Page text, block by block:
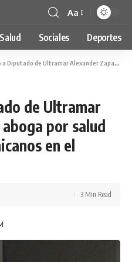
Aa
Salud Sociales Deportes
Ultramar Alexander Zapata, aboga por salud mental para dominicanos en el exterior
de Ultramar
por salud
en el
3 Min Read